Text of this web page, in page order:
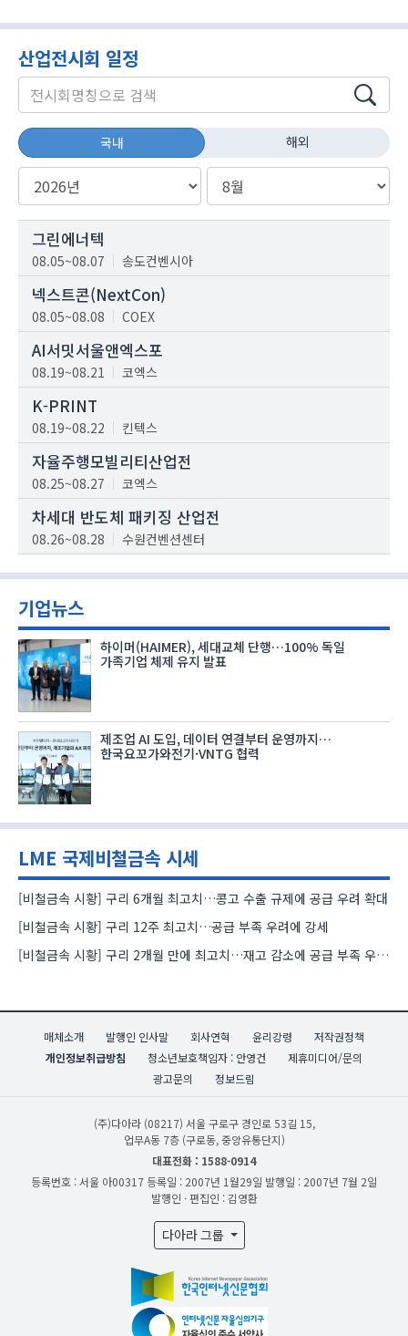
산업전시회 일정
국내 해외
그린에너텍
08.05~08.07 송도컨벤시아
넥스트콘(NextCon)
08.05~08.08 COEX
AI서밋서울앤엑스포
08.19~08.21 코엑스
K-PRINT
08.19~08.22 킨텍스
자율주행모빌리티산업전
08.25~08.27 코엑스
차세대 반도체 패키징 산업전
08.26~08.28 수원컨벤션센터
기업뉴스
하이머(HAIMER), 세대교체 단행…100% 독일
가족기업 체제 유지 발표
제조업 AI 도입, 데이터 연결부터 운영까지…
한국요꼬가와전기·VNTG 협력
LME 국제비철금속 시세
[비철금속 시황] 구리 6개월 최고치…콩고 수출 규제에 공급 우려 확대
[비철금속 시황] 구리 12주 최고치…공급 부족 우려에 강세
[비철금속 시황] 구리 2개월 만에 최고치…재고 감소에 공급 부족 우려 확대
매체소개 발행인 인사말 회사연혁 윤리강령
저작권정책
개인정보취급방침
청소년보호책임자 : 안영건
제휴미디어/문의
광고문의
정보드림
(주)다아라 (08217) 서울 구로구 경인로 53길 15,
업무A동 7층 (구로동, 중앙유통단지)
대표전화 : 1588-0914
등록번호 : 서울 아00317 등록일 : 2007년 1월29일 발행일 : 2007년 7월 2일
발행인 · 편집인 : 김영환
다아라 그룹